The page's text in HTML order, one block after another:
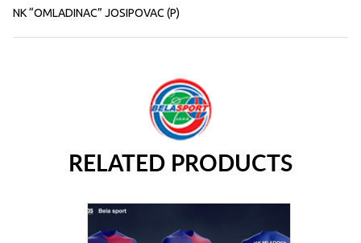
NK “OMLADINAC” JOSIPOVAC (P)
RELATED PRODUCTS